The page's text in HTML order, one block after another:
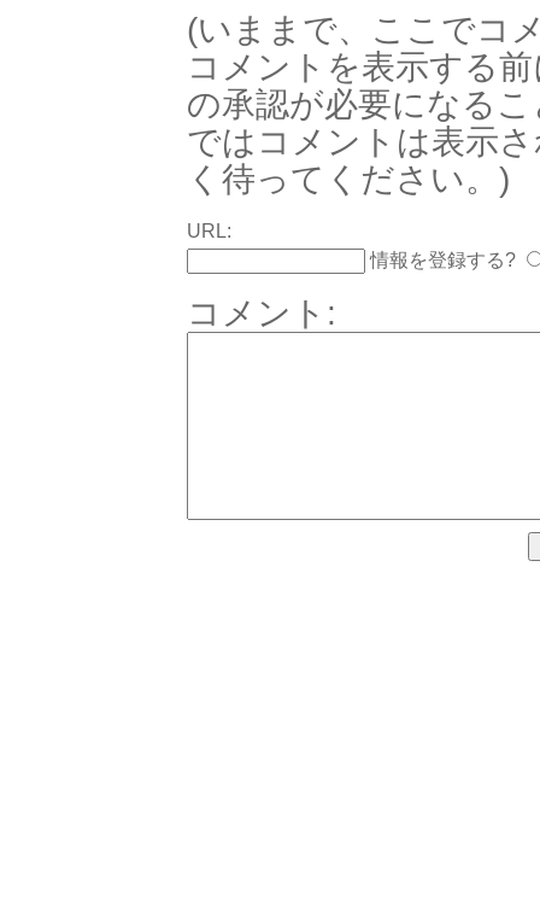
(いままで、ここでコ
コメントを表示する
の承認が必要になる
ではコメントは表示
く待ってください。)
URL:
情報を登録する?
コメント: